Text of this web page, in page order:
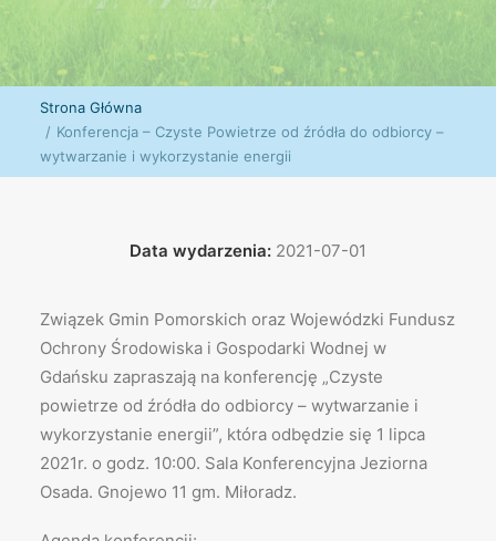
Wyszukiwanie
Strona Główna
Konferencja – Czyste Powietrze od źródła do odbiorcy –
wytwarzanie i wykorzystanie energii
Data wydarzenia: 2021-07-01
Związek Gmin Pomorskich oraz Wojewódzki Fundusz
Ochrony Środowiska i Gospodarki Wodnej w
Gdańsku zapraszają na konferencję „Czyste
powietrze od źródła do odbiorcy – wytwarzanie i
wykorzystanie energii”, która odbędzie się 1 lipca
2021r. o godz. 10:00. Sala Konferencyjna Jeziorna
Osada. Gnojewo 11 gm. Miłoradz.